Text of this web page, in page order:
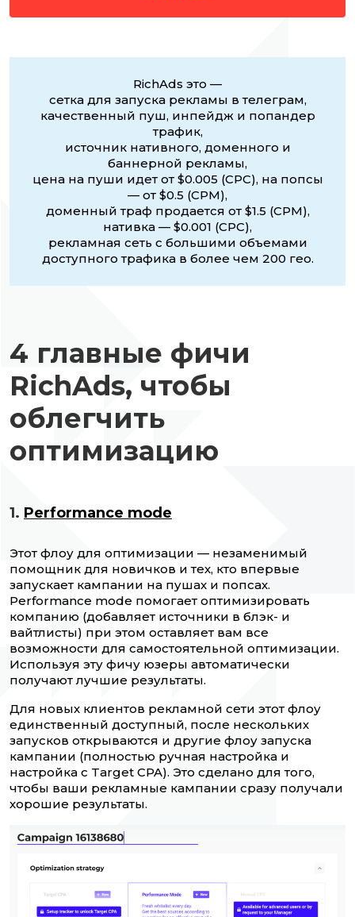
RichAds это —
сетка для запуска рекламы в телеграм,
качественный пуш, инпейдж и попандер
трафик,
источник нативного, доменного и
баннерной рекламы,
цена на пуши идет от $0.005 (CPC), на попсы
— от $0.5 (CPM),
доменный траф продается от $1.5 (CPM),
нативка — $0.001 (CPC),
рекламная сеть с большими объемами
доступного трафика в более чем 200 гео.
4 главные фичи
RichAds, чтобы
облегчить
оптимизацию
1. Performance mode
Этот флоу для оптимизации — незаменимый
помощник для новичков и тех, кто впервые
запускает кампании на пушах и попсах.
Performance mode помогает оптимизировать
компанию (добавляет источники в блэк- и
вайтлисты) при этом оставляет вам все
возможности для самостоятельной оптимизации.
Используя эту фичу юзеры автоматически
получают лучшие результаты.
Для новых клиентов рекламной сети этот флоу
единственный доступный, после нескольких
запусков открываются и другие флоу запуска
кампании (полностью ручная настройка и
настройка с Target CPA). Это сделано для того,
чтобы ваши рекламные кампании сразу получали
хорошие результаты.